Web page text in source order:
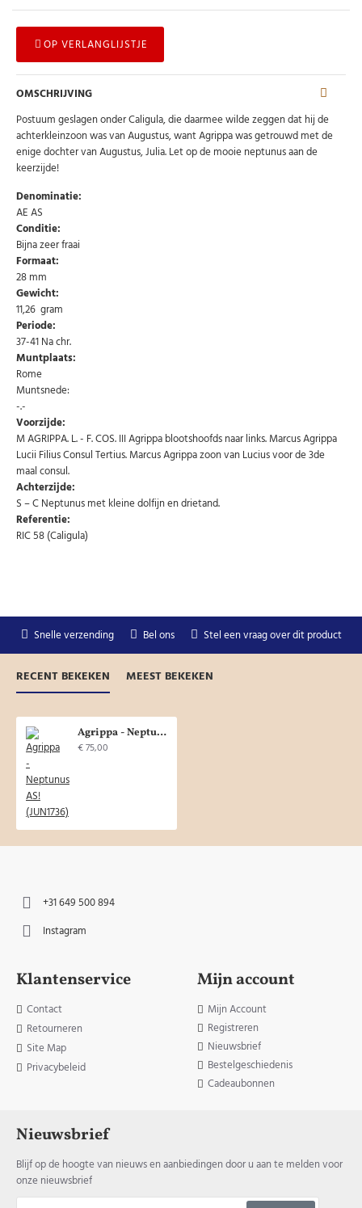
Uw gegevens worden niet gedeeld met derden
Niet meer opnieuw tonen.
OP VERLANGLIJSTJE
OMSCHRIJVING
Postuum geslagen onder Caligula, die daarmee wilde zeggen dat hij de
achterkleinzoon was van Augustus, want Agrippa was getrouwd met de
enige dochter van Augustus, Julia. Let op de mooie neptunus aan de
keerzijde!
Denominatie:
AE AS
Conditie:
Bijna zeer fraai
Formaat:
28 mm
Gewicht:
11,26 gram
Periode:
37-41 Na chr.
Muntplaats:
Rome
Muntsnede:
-.-
Voorzijde:
M AGRIPPA. L. - F. COS. III Agrippa blootshoofds naar links. Marcus Agrippa
Lucii Filius Consul Tertius. Marcus Agrippa zoon van Lucius voor de 3de
maal consul.
Achterzijde:
S – C Neptunus met kleine dolfijn en drietand.
Referentie:
RIC 58 (Caligula)
Snelle verzending Bel ons Stel een vraag over dit product
RECENT BEKEKEN MEEST BEKEKEN
Agrippa - Neptunus AS! (JUN1736)
€ 75,00
+31 649 500 894
Instagram
Klantenservice
Contact
Retourneren
Site Map
Privacybeleid
Mijn account
Mijn Account
Registreren
Nieuwsbrief
Bestelgeschiedenis
Cadeaubonnen
Nieuwsbrief
Blijf op de hoogte van nieuws en aanbiedingen door u aan te melden voor
onze nieuwsbrief